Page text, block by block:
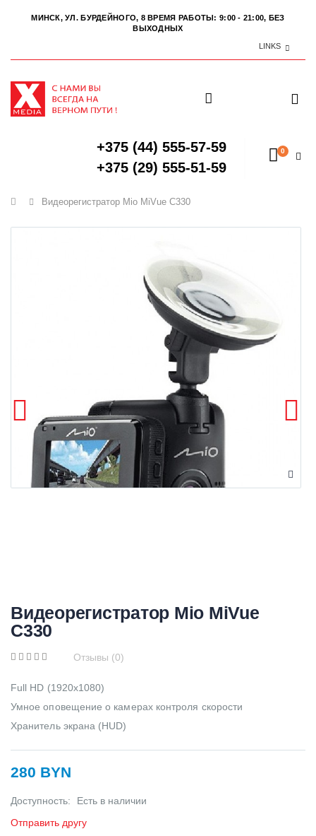
МИНСК, УЛ. БУРДЕЙНОГО, 8 ВРЕМЯ РАБОТЫ: 9:00 - 21:00, БЕЗ
ВЫХОДНЫХ
LINKS
+375 (44) 555-57-59
+375 (29) 555-51-59
0
Главная
Видеорегистратор Mio MiVue C330
Видеорегистратор Mio MiVue
C330
Отзывы (0)
Full HD (1920х1080)
Умное оповещение о камерах контроля скорости
Хранитель экрана (HUD)
280 BYN
Доступность:
Есть в наличии
Отправить другу